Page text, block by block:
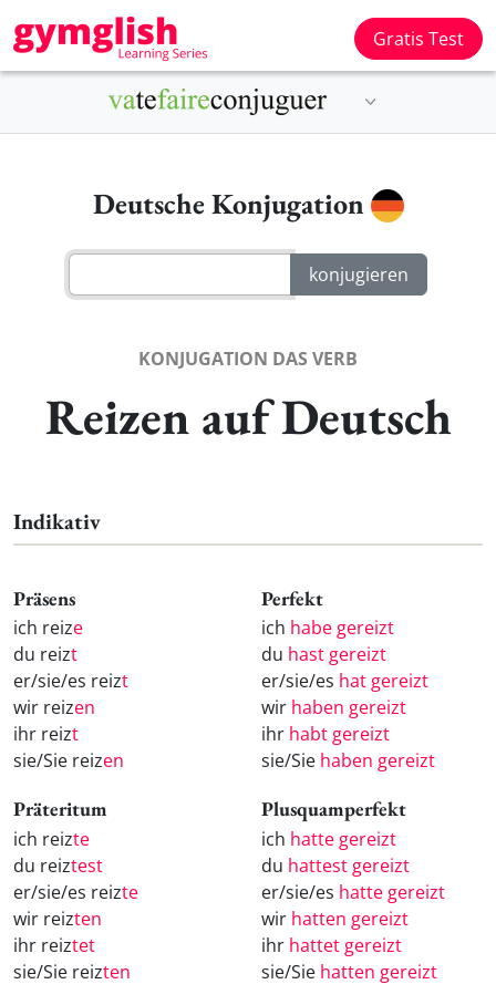
Gratis Test
Deutsche Konjugation
KONJUGATION DAS VERB
Reizen auf Deutsch
Indikativ
Präsens
ich reize
du reizt
er/sie/es reizt
wir reizen
ihr reizt
sie/Sie reizen
Perfekt
ich habe gereizt
du hast gereizt
er/sie/es hat gereizt
wir haben gereizt
ihr habt gereizt
sie/Sie haben gereizt
Präteritum
ich reizte
du reiztest
er/sie/es reizte
wir reizten
ihr reiztet
sie/Sie reizten
Plusquamperfekt
ich hatte gereizt
du hattest gereizt
er/sie/es hatte gereizt
wir hatten gereizt
ihr hattet gereizt
sie/Sie hatten gereizt